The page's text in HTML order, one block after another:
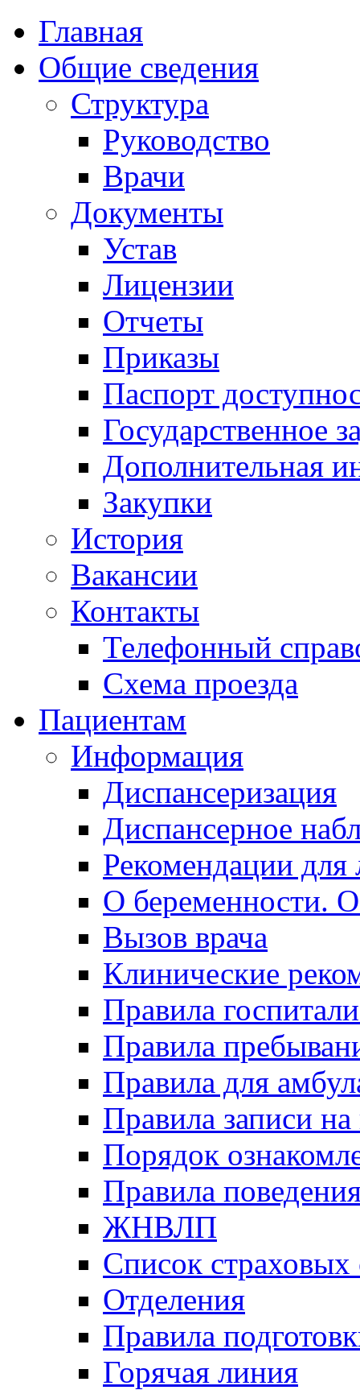
Главная
Общие сведения
Структура
Руководство
Врачи
Документы
Устав
Лицензии
Отчеты
Приказы
Паспорт
Государственное
Дополнительная
Закупки
История
Вакансии
Контакты
Телефонный
Схема проезда
Пациентам
Информация
Диспансеризация
Диспансерное
Рекомендации для
О беременности.
Вызов врача
Клинические
Правила
Правила
Правила для
Правила записи
Порядок
Правила
ЖНВЛП
Список страховых
Отделения
Правила
Горячая линия